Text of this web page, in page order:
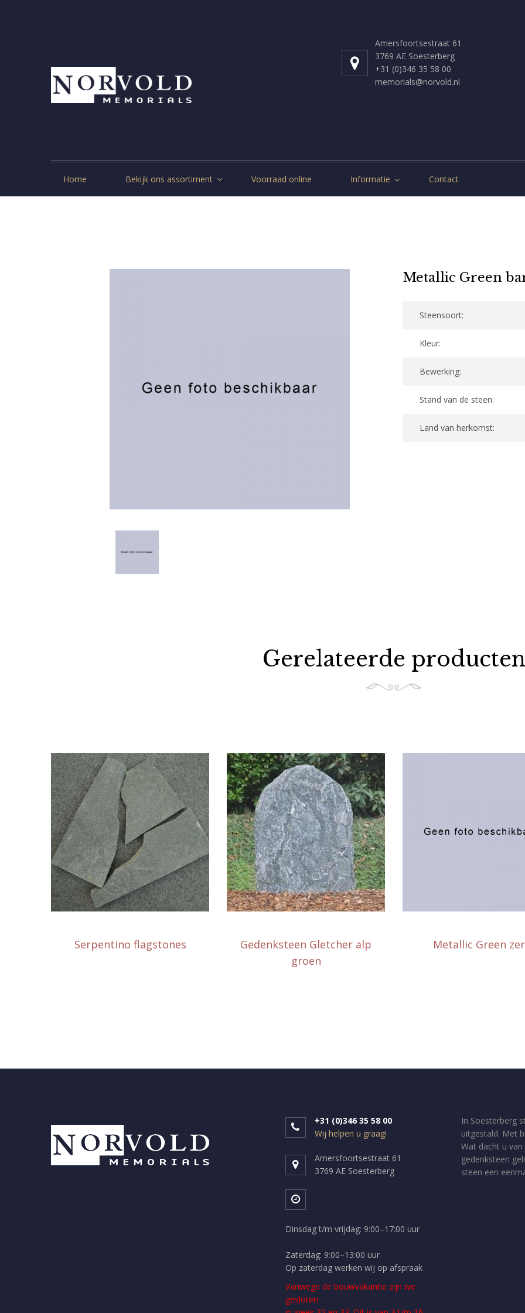
Amersfoortsestraat 61
3769 AE Soesterberg
+31 (0)346 35 58 00
memorials@norvold.nl
Home Bekijk ons assortiment Voorraad online Informatie Contact
Metallic Green
Steensoort:
Kleur:
Bewerking:
Stand van de steen:
Land van herkomst:
Gerelateerde producten
Serpentino flagstones
Gedenksteen Gletcher alp
groen
Metallic Green
+31 (0)346 35 58 00
Wij helpen u graag!
Amersfoortsestraat 61
3769 AE Soesterberg
Dinsdag t/m vrijdag: 9:00–17:00 uur
Zaterdag: 9:00–13:00 uur
Op zaterdag werken wij op afspraak
Vanwege de bouwvakantie zijn we
gesloten
In Soesterberg
uitgestald. Met
Wat dacht u
gedenksteen
steen een